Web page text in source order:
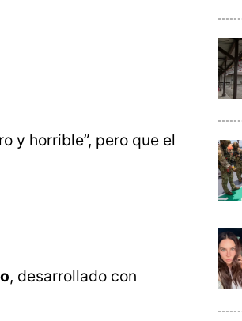
y horrible”, pero que el
, desarrollado con